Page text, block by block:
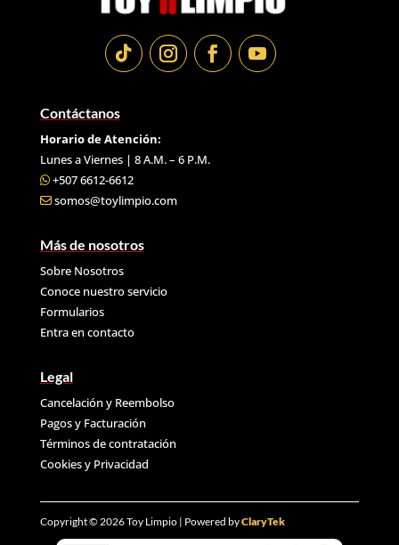
Contáctanos
Horario de Atención:
Lunes a Viernes | 8 A.M. – 6 P.M.
+507 6612-6612
somos@toylimpio.com
Más de nosotros
Sobre Nosotros
Conoce nuestro servicio
Formularios
Entra en contacto
Legal
Cancelación y Reembolso
Pagos y Facturación
Términos de contratación
Cookies y Privacidad
Copyright © 2026 Toy Limpio | Powered byClaryTek